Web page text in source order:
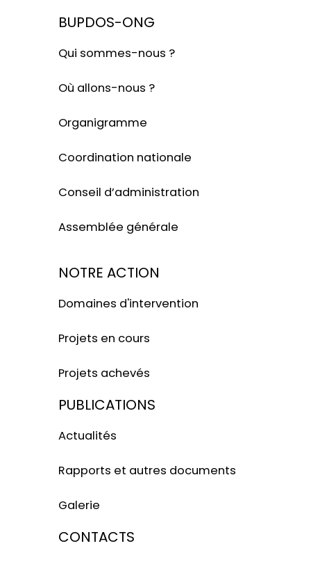
BUPDOS-ONG
Qui sommes-nous ?
Où allons-nous ?
Organigramme
Coordination nationale
Conseil d’administration
Assemblée générale
NOTRE ACTION
Domaines d'intervention
Projets en cours
Projets achevés
PUBLICATIONS
Actualités
Rapports et autres documents
Galerie
CONTACTS